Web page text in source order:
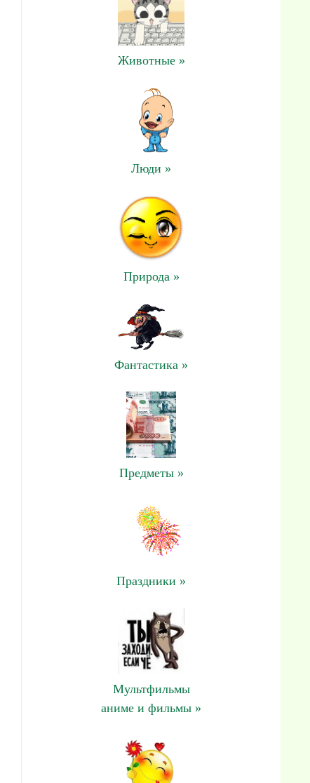
Животные »
Люди »
Природа »
Фантастика »
Предметы »
Праздники »
Мультфильмы
аниме и фильмы »